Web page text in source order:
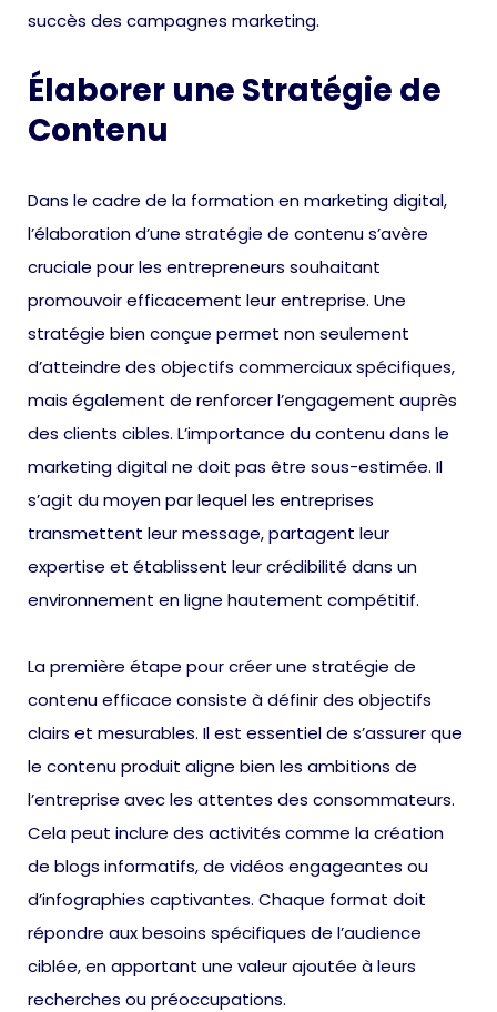
succès des campagnes marketing.
Élaborer une Stratégie de
Contenu
Dans le cadre de la formation en marketing digital,
l’élaboration d’une stratégie de contenu s’avère
cruciale pour les entrepreneurs souhaitant
promouvoir efficacement leur entreprise. Une
stratégie bien conçue permet non seulement
d’atteindre des objectifs commerciaux spécifiques,
mais également de renforcer l’engagement auprès
des clients cibles. L’importance du contenu dans le
marketing digital ne doit pas être sous-estimée. Il
s’agit du moyen par lequel les entreprises
transmettent leur message, partagent leur
expertise et établissent leur crédibilité dans un
environnement en ligne hautement compétitif.
La première étape pour créer une stratégie de
contenu efficace consiste à définir des objectifs
clairs et mesurables. Il est essentiel de s’assurer que
le contenu produit aligne bien les ambitions de
l’entreprise avec les attentes des consommateurs.
Cela peut inclure des activités comme la création
de blogs informatifs, de vidéos engageantes ou
d’infographies captivantes. Chaque format doit
répondre aux besoins spécifiques de l’audience
ciblée, en apportant une valeur ajoutée à leurs
recherches ou préoccupations.